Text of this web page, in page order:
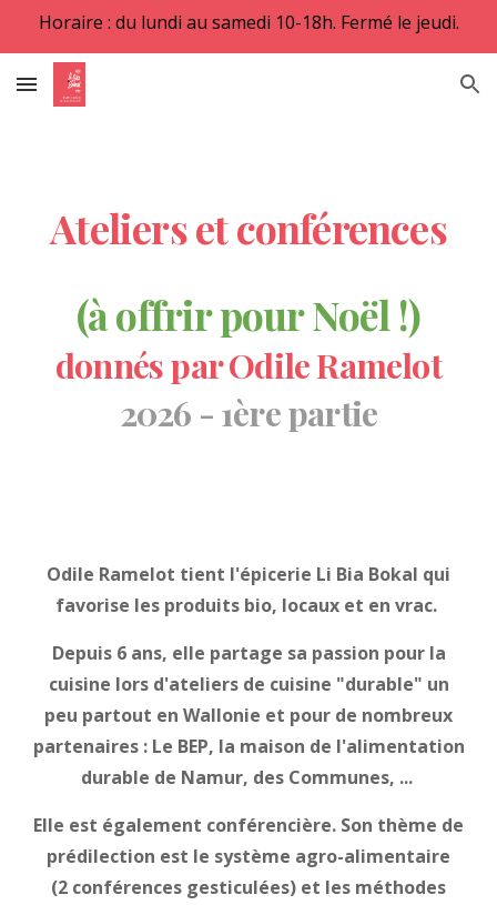
Horaire : du lundi au samedi 10-18h. Fermé le jeudi.
Ateliers et conférences
(à offrir pour Noël !)
donnés par Odile Ramelot
2026 - 1ère partie
Odile Ramelot tient l'épicerie Li Bia Bokal qui
favorise les produits bio, locaux et en vrac.
Depuis 6 ans, elle partage sa passion pour la
cuisine lors d'ateliers de cuisine "durable" un
peu partout en Wallonie et pour de nombreux
partenaires : Le BEP, la maison de l'alimentation
durable de Namur, des Communes, ...
Elle est également conférencière. Son thème de
prédilection est le système agro-alimentaire
(2 conférences gesticulées) et les méthodes